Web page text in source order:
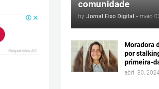
comunidade
by Jornal Eixo Digital - maio
Moradora
por
primeira-
abril 30,